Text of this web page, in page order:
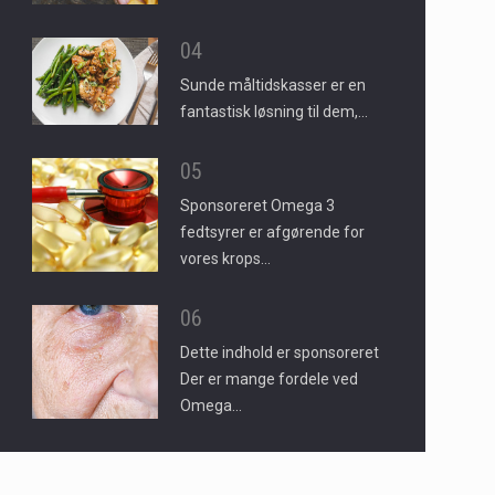
04
Sunde måltidskasser er en
fantastisk løsning til dem,…
05
Sponsoreret Omega 3
fedtsyrer er afgørende for
vores krops…
06
Dette indhold er sponsoreret
Der er mange fordele ved
Omega…